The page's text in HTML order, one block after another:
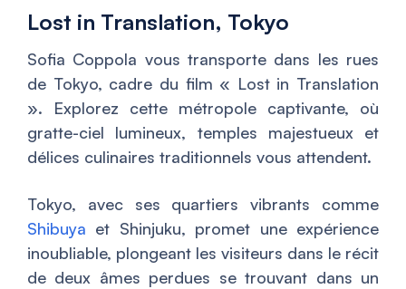
Lost in Translation, Tokyo
Sofia Coppola vous transporte dans les rues
de Tokyo, cadre du film « Lost in Translation
». Explorez cette métropole captivante, où
gratte-ciel lumineux, temples majestueux et
délices culinaires traditionnels vous attendent.
Tokyo, avec ses quartiers vibrants comme
Shibuya et Shinjuku, promet une expérience
inoubliable, plongeant les visiteurs dans le récit
de deux âmes perdues se trouvant dans un